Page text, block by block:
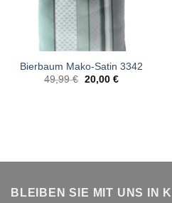
Bierbaum Mako-Satin 3342
49,99€ Ursprünglicher
20,00 €Aktueller
BLEIBEN SIE MIT UNS IN